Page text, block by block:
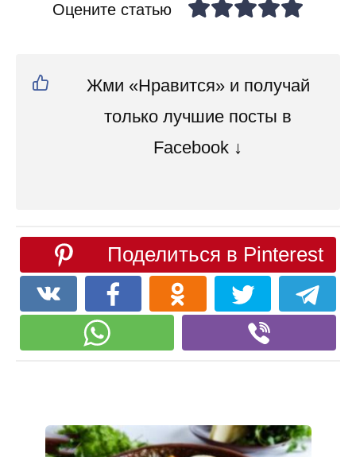
Оцените статью
Жми «Нравится» и получай
только лучшие посты в
Facebook ↓
Поделиться в Pinterest